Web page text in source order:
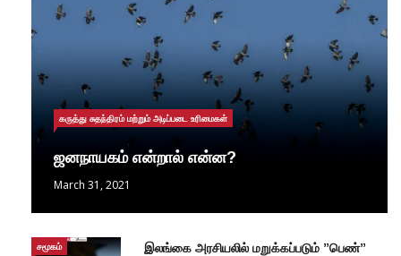
கருத்து சுதந்திரம் மற்றும் அடிப்படை உரிமைகள்
ஜனநாயகம் என்றால் என்ன?
March 31, 2021
சமூகம் இலங்கை அரசியலில் மறுக்கப்படும் ”பெண்”